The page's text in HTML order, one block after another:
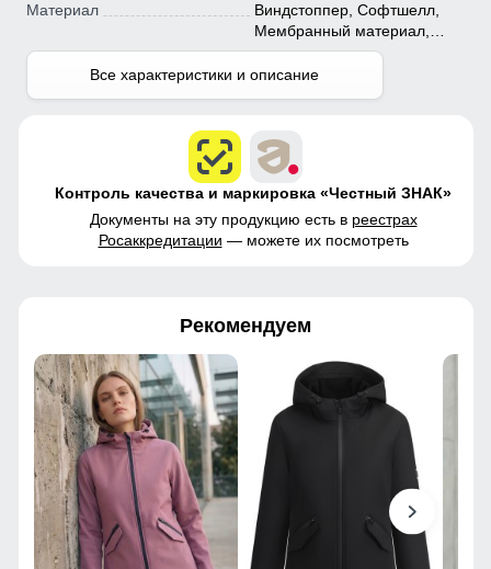
Материал
Виндстоппер, Софтшелл,
Мембранный материал,
Полиэстер
Все характеристики и описание
Контроль качества и маркировка «Честный ЗНАК»
Документы на эту продукцию есть в реестрах
Росаккредитации — можете их посмотреть
Рекомендуем